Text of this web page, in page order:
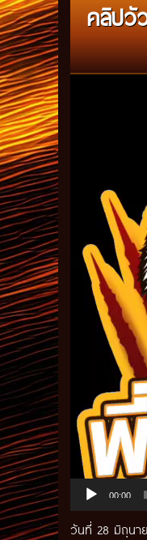
คลิปวั
00:00
วันที่ 28 มิถุนาย